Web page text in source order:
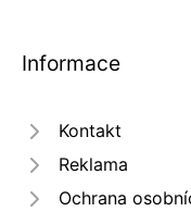
Informace
Kontakt
Reklama
Ochrana